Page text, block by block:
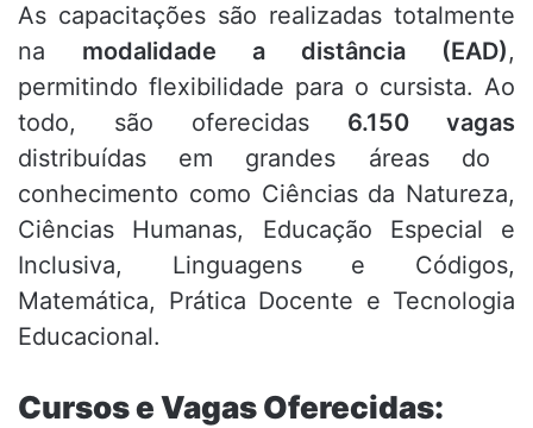
As capacitações são realizadas totalmente
na modalidade a distância (EAD),
permitindo flexibilidade para o cursista. Ao
todo, são oferecidas 6.150 vagas
distribuídas em grandes áreas do
conhecimento como Ciências da Natureza,
Ciências Humanas, Educação Especial e
Inclusiva, Linguagens e Códigos,
Matemática, Prática Docente e Tecnologia
Educacional.
Cursos e Vagas Oferecidas: